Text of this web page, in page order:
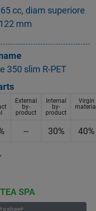
cc, diam superiore
mm
350 slim R-PET
External
by-
product
Internal
by-
product
Virgin
-- 30% 40%
SPA